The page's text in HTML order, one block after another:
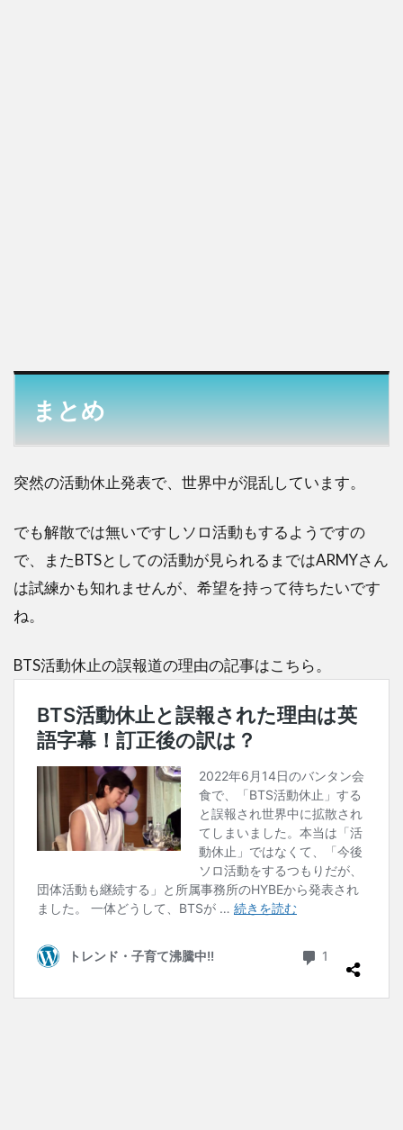
まとめ
突然の活動休止発表で、世界中が混乱しています。
でも解散では無いですしソロ活動もするようですの
で、またBTSとしての活動が見られるまではARMYさん
は試練かも知れませんが、希望を持って待ちたいです
ね。
BTS活動休止の誤報道の理由の記事はこちら。